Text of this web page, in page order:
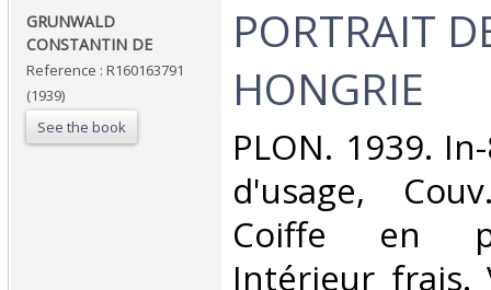
‎GRUNWALD
CONSTANTIN DE‎
Reference : R160163791
(1939)
See the book
‎PORTRAIT
HONGRIE‎
‎PLON. 1939.
d'usage,
Coiffe en
Intérieur frais.